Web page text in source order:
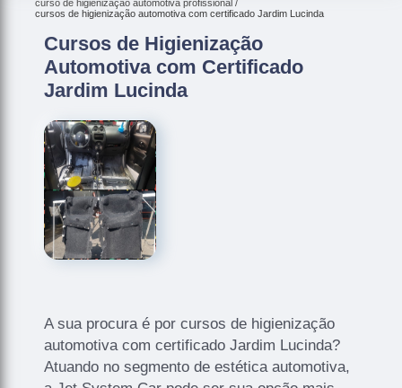
curso de higienização automotiva profissional
cursos de higienização automotiva com certificado Jardim Lucinda
Cursos de Higienização
Automotiva com Certificado
Jardim Lucinda
A sua procura é por cursos de higienização
automotiva com certificado Jardim Lucinda?
Atuando no segmento de estética automotiva,